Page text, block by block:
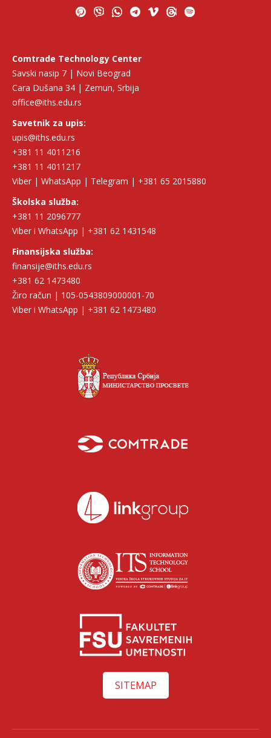
Comtrade Technology Center
Savski nasip 7 | Novi Beograd
Cara Dušana 34 | Zemun, Srbija
office@iths.edu.rs
Savetnik za upis:
upis@iths.edu.rs
+381 11 4011216
+381 11 4011217
Viber | WhatsApp | Telegram | +381 65 2015880
Školska služba:
+381 11 2096777
Viber i WhatsApp | +381 62 1431548
Finansijska služba:
finansije@iths.edu.rs
+381 62 1473480
Žiro račun | 105-0543809000001-70
Viber i WhatsApp | +381 62 1473480
SITEMAP